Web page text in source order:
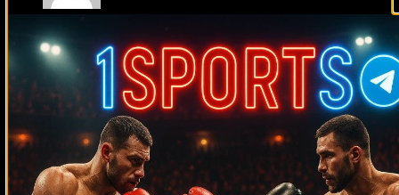
Смотреть UFC 322 Делла Маддалена –
Махачев
Случайные боксеры
Фил Роу Деметриус Андраде Уэйн Маккалоу Лайнел Батлер Джоуи
Мэттью Макклин Дамиан Фуллер Хорхе Луис Мунгия Рекс
Лейн
Дуглас Отиено Карлос Габриэль Салазар Чарльз Уильямс
Леон Спинкс
Муслим Магомедов Рафаэль Руэлас
Арман Царукян
Пол Батлин Фрэнк Минтон Гатс Ишиматс Хосе Луис Рамирес Андрей
Пестряев Эдвард Гутьеррес Мелвин Уинн Джозеф Паркер Тиаго